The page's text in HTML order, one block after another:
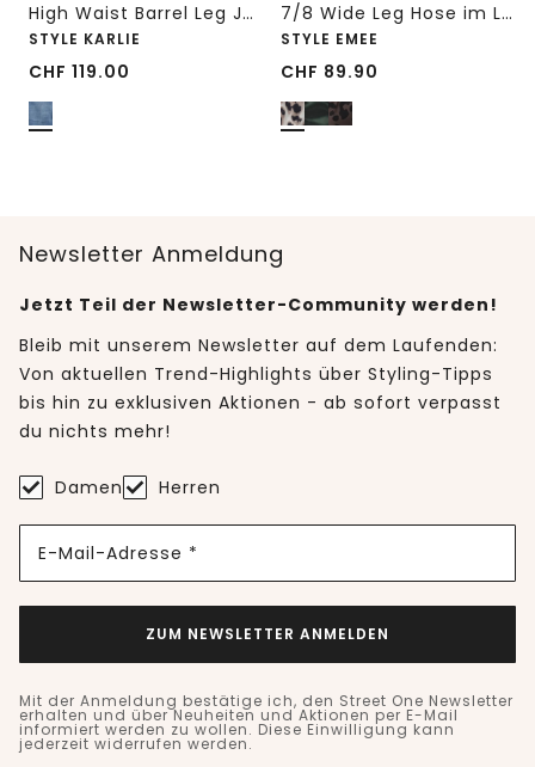
High Waist Barrel Leg Jeans im Loose Fit
STYLE KARLIE
CHF 119.00
7/8 Wide Leg Hose im Loose Fit mit Print
STYLE EMEE
CHF 89.90
Newsletter Anmeldung
Jetzt Teil der Newsletter-Community werden!
Bleib mit unserem Newsletter auf dem Laufenden:
Von aktuellen Trend-Highlights über Styling-Tipps
bis hin zu exklusiven Aktionen - ab sofort verpasst
du nichts mehr!
Damen Herren
E-Mail-Adresse *
ZUM NEWSLETTER ANMELDEN
Mit der Anmeldung bestätige ich, den Street One Newsletter
erhalten und über Neuheiten und Aktionen per E-Mail
informiert werden zu wollen. Diese Einwilligung kann
jederzeit widerrufen werden.